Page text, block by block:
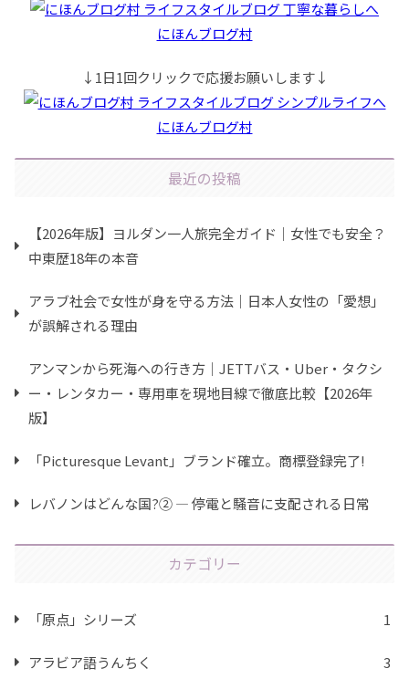
にほんブログ村
↓1日1回クリックで応援お願いします↓
にほんブログ村
最近の投稿
【2026年版】ヨルダン一人旅完全ガイド｜女性でも安全？
中東歴18年の本音
アラブ社会で女性が身を守る方法｜日本人女性の「愛想」
が誤解される理由
アンマンから死海への行き方｜JETTバス・Uber・タクシ
ー・レンタカー・専用車を現地目線で徹底比較【2026年
版】
「Picturesque Levant」ブランド確立。商標登録完了!
レバノンはどんな国?② ― 停電と騒音に支配される日常
カテゴリー
「原点」シリーズ 1
アラビア語うんちく 3